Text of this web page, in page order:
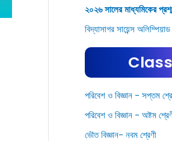
২০২৬ সালের মাধ্যমিকের
বিদ্যাসাগর সায়েন্স
পরিবেশ ও বিজ্ঞান - সপ্তম
পরিবেশ ও বিজ্ঞান - অষ্টম
ভৌত বিজ্ঞান- নবম শ্রেণী